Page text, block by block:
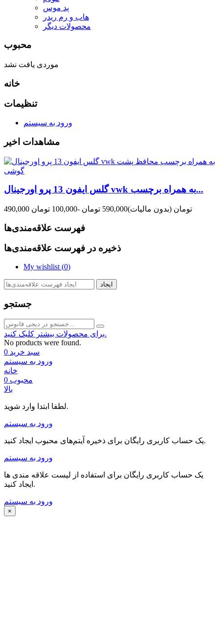
پد موس
هاب و رم ریدر
محصولات دیگر
محبوب
موردی یافت نشد
خانه
تنظیمات
ورود به سیستم
مشاهدات اخیر
گلس ایفون 13 پرو اورجینال vwk به همراه برچسب...
490,000 تومان (بدون مالیات)590,000 تومان -100,000 تومان
فهرست علاقه‌مندی‌ها
ذخیره در فهرست علاقه‌مندی‌ها
My wishlist (0)
ایجاد
جستجو
برای محصولات بیشتر کلیک کنید.
No products were found.
سبد خرید 0
ورود به سیستم
خانه
محبوب 0
بالا
لطفا ابتدا وارد شوید.
ورود به سیستم
یک حساب کاربری رایگان برای ذخیره آیتم‌های محبوب ایجاد کنید.
ورود به سیستم
یک حساب کاربری رایگان برای استفاده از لیست علاقه مندی ها
ایجاد کنید.
ورود به سیستم
×